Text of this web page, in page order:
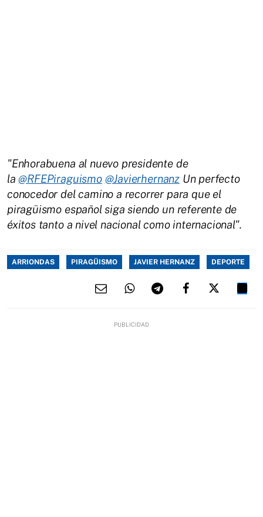
"Enhorabuena al nuevo presidente de
la@RFEPiraguismo @JavierhernanzUn perfecto
conocedor del camino a recorrer para que el
piragüismo español siga siendo un referente de
éxitos tanto a nivel nacional como internacional".
ARRIONDAS PIRAGÜISMO JAVIER HERNANZ DEPORTE